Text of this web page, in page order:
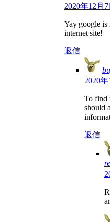
2020年12月
Yay google is
internet site!
返信
2020
To find
should
返信